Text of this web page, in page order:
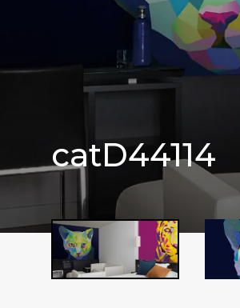
catD44114